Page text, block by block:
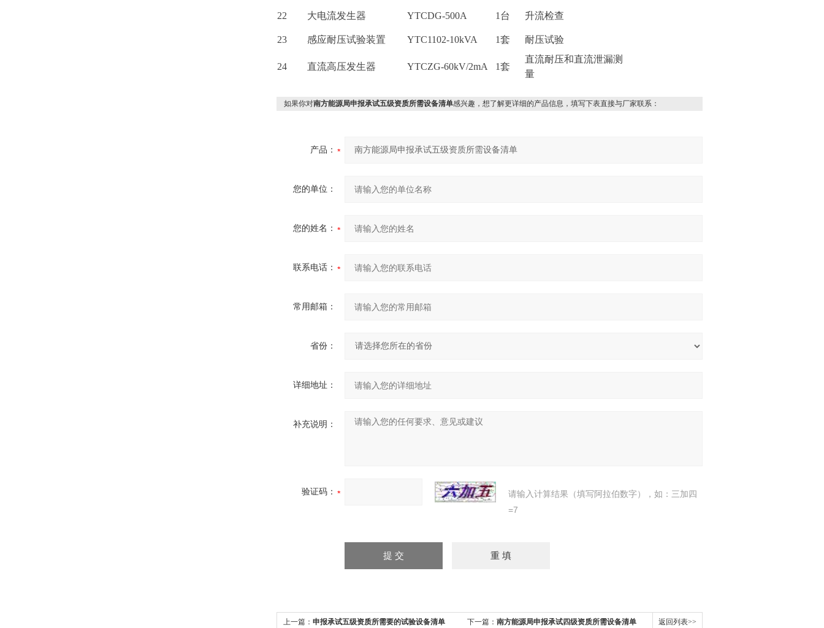
22 大电流发生器 YTCDG-500A 1台 升流检查
23 感应耐压试验装置 YTC1102-10kVA 1套 耐压试验
24 直流高压发生器 YTCZG-60kV/2mA 1套
直流耐压和直流泄漏测
量
如果你对南方能源局申报承试五级资质所需设备清单感兴趣，想了解更详细的产品信息，填写下表直接与厂家联系：
产品：
您的单位：
您的姓名：
联系电话：
常用邮箱：
省份：
详细地址：
补充说明：
验证码：
请输入计算结果（填写阿拉伯数字），如：三加四
=7
上一篇： 申报承试五级资质所需要的试验设备清单 下一篇： 南方能源局申报承试四级资质所需设备清单 返回列表>>